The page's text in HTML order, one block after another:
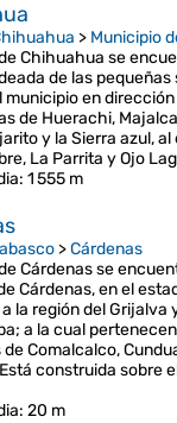
> Municipio
Chihuahua se
de las pequeñas
municipio en
de Huerachi,
y la Sierra azul,
La Parrita y Ojo
: 1 555 m
>Cárdenas
Cárdenas se
Cárdenas, en el
la región del Grijalva
a la cual
Comalcalco,
construida sobre
: 20 m